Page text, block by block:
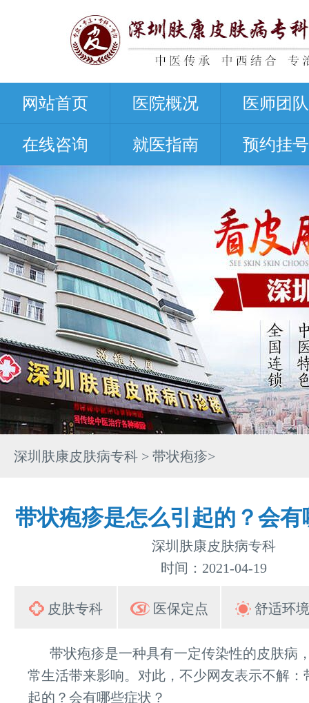
网站首页 医院概况 医师团队
在线咨询 就医指南 预约挂号
深圳肤康皮肤病专科 > 带状疱疹>
带状疱疹是怎么引起的？会
深圳肤康皮肤病专科
时间：2021-04-19
皮肤专科 医保定点 舒适环境
带状疱疹是一种具有一定传染性的皮肤病
常生活带来影响。对此，不少网友表示不解：
起的？会有哪些症状？